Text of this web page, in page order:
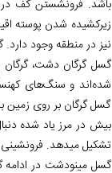
زیرکشیده شدن پوسته
نیز در منطقه وجود
گسل گرگان دشت، گرگان
شده‌اند و سنگ‌های
گسل گرگان بر روی زمین
بیش در مرز یاد شده
تشکیل می‎دهد. فرونشینی مزبور، از اوایل میوسن و در راستای گسل‌هایی با مکانیسم کششی آغاز شده و تا کواترنری ادامه دارد.
گسل مینودشت در ادامه